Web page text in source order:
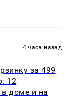
4 часа назад
за 499
12
доме и на